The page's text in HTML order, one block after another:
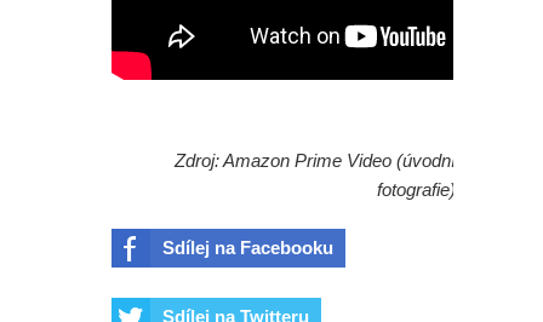
Zdroj: Amazon Prime Video (úvodní
fotografie)
Sdílej na Facebooku
Sdílej na Twitteru